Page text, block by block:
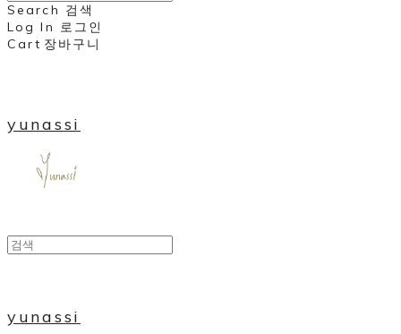
Search 검색
Log In 로그인
Cart 장바구니
yunassi
yunassi